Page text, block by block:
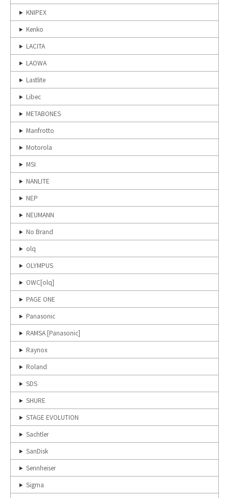
KNIPEX
Kenko
LACITA
LAOWA
Lastlite
Libec
METABONES
Manfrotto
Motorola
MSI
NANLITE
NEP
NEUMANN
No Brand
olq
OLYMPUS
OWC[olq]
PAGE ONE
Panasonic
RAMSA [Panasonic]
Raynox
Roland
SDS
SHURE
STAGE EVOLUTION
Sachtler
SanDisk
Sennheiser
Sigma